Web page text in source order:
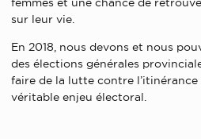
sur leur vie.
En 2018, nous devons et nous
des élections générales
faire de la lutte contre l’itinérance
véritable enjeu électoral.